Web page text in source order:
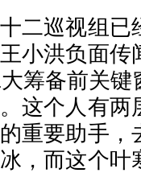
二巡视组
小洪负面
筹备前关
这个人有
重要助手
，而这个